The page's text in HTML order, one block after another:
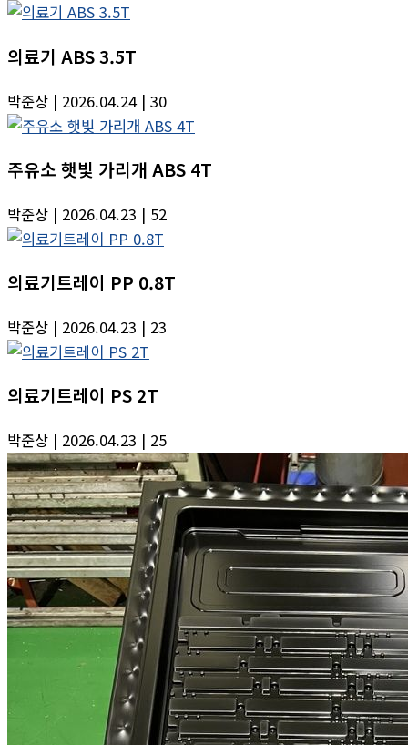
의료기 ABS 3.5T
박준상 | 2026.04.24 | 30
주유소 햇빛 가리개 ABS 4T
박준상 | 2026.04.23 | 52
의료기트레이 PP 0.8T
박준상 | 2026.04.23 | 23
의료기트레이 PS 2T
박준상 | 2026.04.23 | 25